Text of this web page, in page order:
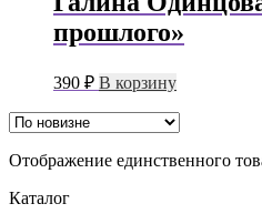
прошлого»
390 ₽ В корзину
Отображение единственного
Каталог